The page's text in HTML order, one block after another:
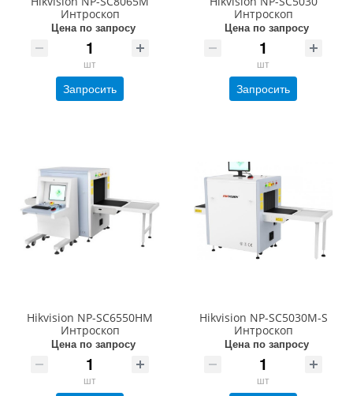
Интроскоп
Цена по запросу
шт
Запросить
Интроскоп
Цена по запросу
шт
Запросить
Hikvision NP-SC6550HM
Интроскоп
Цена по запросу
шт
Hikvision NP-SC5030M-S
Интроскоп
Цена по запросу
шт